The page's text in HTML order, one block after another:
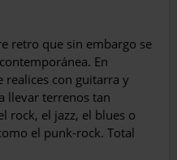
retro que sin embargo se
En
con guitarra y
llevar terrenos tan
rock, el jazz, el blues o
el punk-rock. Total